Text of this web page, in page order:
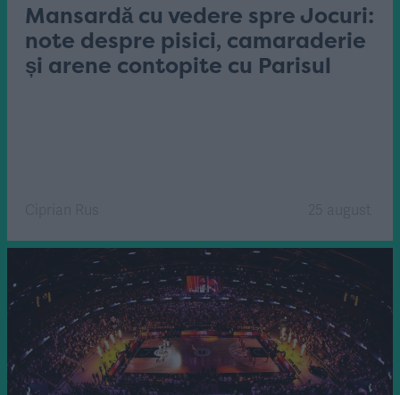
Mansardă cu vedere spre Jocuri:
note despre pisici, camaraderie
și arene contopite cu Parisul